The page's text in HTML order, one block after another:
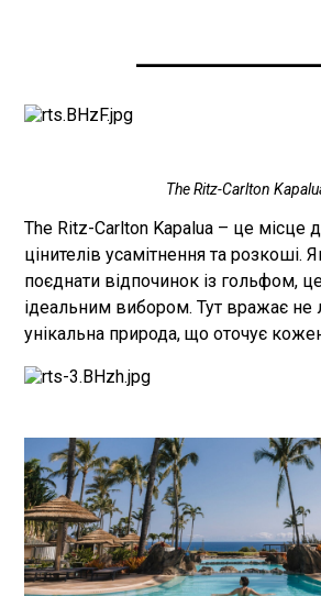
The Ritz-Carlton
The Ritz-Carlton Kapalua – це місце
цінителів усамітнення та розкоші.
поєднати відпочинок із гольфом,
ідеальним вибором. Тут вражає не
унікальна природа, що оточує